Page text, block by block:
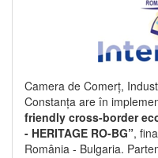
Camera de Comerț,
Constanța are în
friendly cross-border
- HERITAGE RO-BG”,
România - Bulgaria.